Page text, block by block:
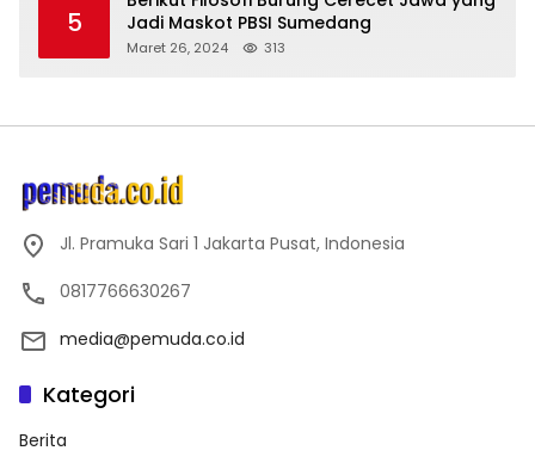
5
Jadi Maskot PBSI Sumedang
Maret 26, 2024 313
Jl. Pramuka Sari 1 Jakarta Pusat, Indonesia
0817766630267
media@pemuda.co.id
Kategori
Berita